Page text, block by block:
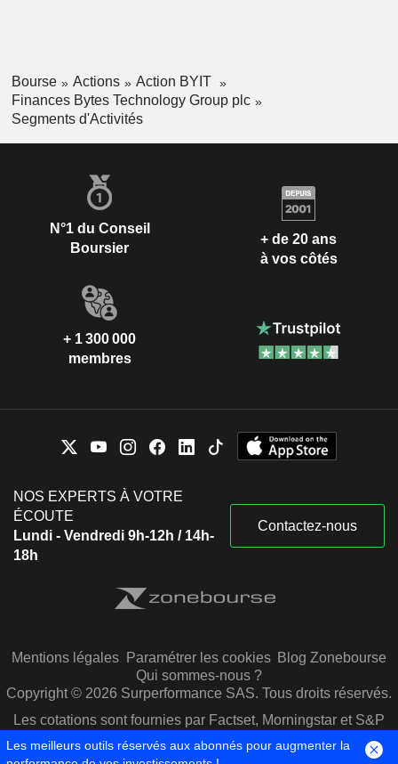
Bourse Actions
Action BYIT
Finances Bytes Technology Group plc
Segments d'Activités
N°1 du Conseil
Boursier
+ de 20 ans
à vos côtés
+ 1 300 000
membres
NOS EXPERTS À VOTRE
ÉCOUTE
Lundi - Vendredi 9h-12h / 14h-
18h
Contactez-nous
Mentions légales Paramétrer les cookies Blog Zonebourse
Qui sommes-nous ?
Copyright © 2026 Surperformance SAS. Tous droits réservés.
Les cotations sont fournies par Factset, Morningstar et S&P
Capital IQ
Les meilleurs outils réservés aux abonnés pour augmenter la